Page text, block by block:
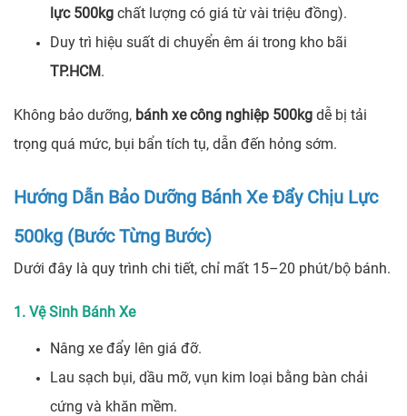
lực 500kg chất lượng có giá từ vài triệu đồng).
Duy trì hiệu suất di chuyển êm ái trong kho bãi
TP.HCM.
Không bảo dưỡng, bánh xe công nghiệp 500kg dễ bị tải
trọng quá mức, bụi bẩn tích tụ, dẫn đến hỏng sớm.
Hướng Dẫn Bảo Dưỡng Bánh Xe Đẩy Chịu Lực
500kg (Bước Từng Bước)
Dưới đây là quy trình chi tiết, chỉ mất 15–20 phút/bộ bánh.
1. Vệ Sinh Bánh Xe
Nâng xe đẩy lên giá đỡ.
Lau sạch bụi, dầu mỡ, vụn kim loại bằng bàn chải
cứng và khăn mềm.